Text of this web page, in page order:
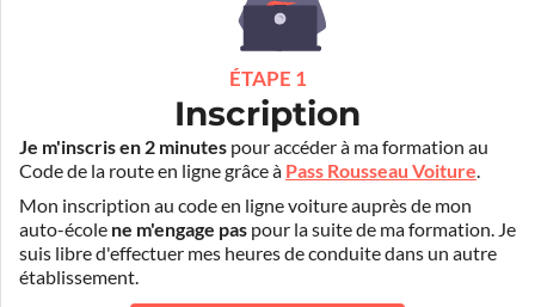
ÉTAPE 1
Inscription
Je m'inscris en 2 minutes pour accéder à ma formation au
Code de la route en ligne grâce à Pass Rousseau Voiture.
Mon inscription au code en ligne voiture auprès de mon
auto-école ne m'engage pas pour la suite de ma formation. Je
suis libre d'effectuer mes heures de conduite dans un autre
établissement.